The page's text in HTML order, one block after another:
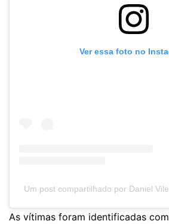
Ver essa foto no
Um post compartilhado por Daniel
As vítimas foram identificadas